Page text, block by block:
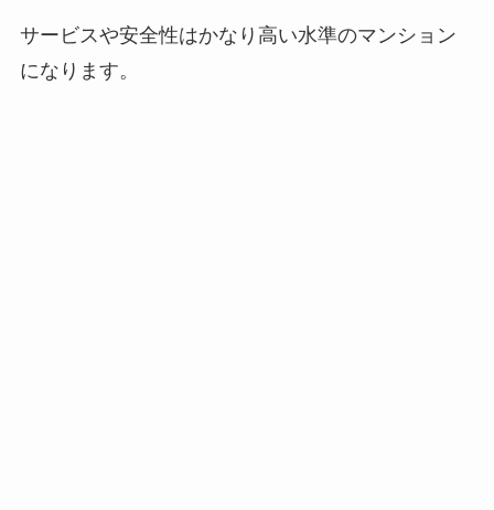
サービスや安全性はかなり高い水準のマンション
になります。